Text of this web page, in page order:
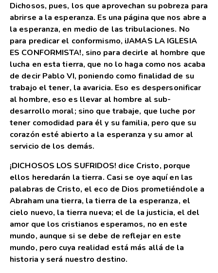
Dichosos, pues, los que aprovechan su pobreza para
abrirse a la esperanza. Es una página que nos abre a
la esperanza, en medio de las tribulaciones. No
para predicar el conformismo, iJAMAS LA IGLESIA
ES CONFORMISTA!, sino para decirle al hombre que
lucha en esta tierra, que no lo haga como nos acaba
de decir Pablo VI, poniendo como finalidad de su
trabajo el tener, la avaricia. Eso es despersonificar
al hombre, eso es llevar al hombre al sub-
desarrollo moral; sino que trabaje, que luche por
tener comodidad para él y su familia, pero que su
corazón esté abierto a la esperanza y su amor al
servicio de los demás.
¡DICHOSOS LOS SUFRIDOS! dice Cristo, porque
ellos heredarán la tierra. Casi se oye aquí en las
palabras de Cristo, el eco de Dios prometiéndole a
Abraham una tierra, la tierra de la esperanza, el
cielo nuevo, la tierra nueva; el de la justicia, el del
amor que los cristianos esperamos, no en este
mundo, aunque si se debe de reflejar en este
mundo, pero cuya realidad está más allá de la
historia y será nuestro destino.